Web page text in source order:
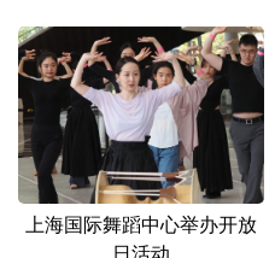
上海国际舞蹈中心举办开放
日活动